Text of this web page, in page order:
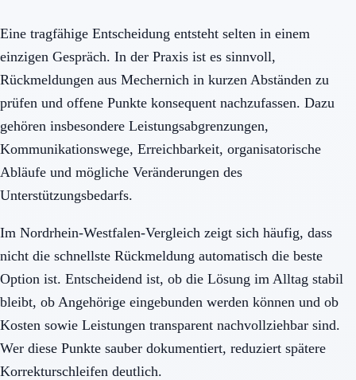
Eine tragfähige Entscheidung entsteht selten in einem
einzigen Gespräch. In der Praxis ist es sinnvoll,
Rückmeldungen aus Mechernich in kurzen Abständen zu
prüfen und offene Punkte konsequent nachzufassen. Dazu
gehören insbesondere Leistungsabgrenzungen,
Kommunikationswege, Erreichbarkeit, organisatorische
Abläufe und mögliche Veränderungen des
Unterstützungsbedarfs.
Im Nordrhein-Westfalen-Vergleich zeigt sich häufig, dass
nicht die schnellste Rückmeldung automatisch die beste
Option ist. Entscheidend ist, ob die Lösung im Alltag stabil
bleibt, ob Angehörige eingebunden werden können und ob
Kosten sowie Leistungen transparent nachvollziehbar sind.
Wer diese Punkte sauber dokumentiert, reduziert spätere
Korrekturschleifen deutlich.